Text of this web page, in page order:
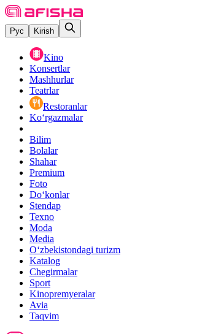
Рус Kirish
Kino
Konsertlar
Mashhurlar
Teatrlar
Restoranlar
Ko‘rgazmalar
Bilim
Bolalar
Shahar
Premium
Foto
Do‘konlar
Stendap
Texno
Moda
Media
O‘zbekistondagi turizm
Katalog
Chegirmalar
Sport
Kinopremyeralar
Avia
Taqvim